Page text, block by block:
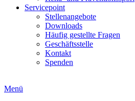
Servicepoint
Stellenangebote
Downloads
Häufig gestellte Fragen
Geschäftsstelle
Kontakt
Spenden
Menü